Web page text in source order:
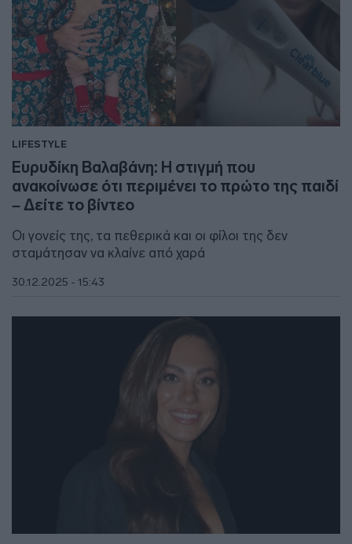
LIFESTYLE
Ευρυδίκη Βαλαβάνη: Η στιγμή που
ανακοίνωσε ότι περιμένει το πρώτο της παιδί
– Δείτε το βίντεο
Οι γονείς της, τα πεθερικά και οι φίλοι της δεν
σταμάτησαν να κλαίνε από χαρά
30.12.2025 - 15:43